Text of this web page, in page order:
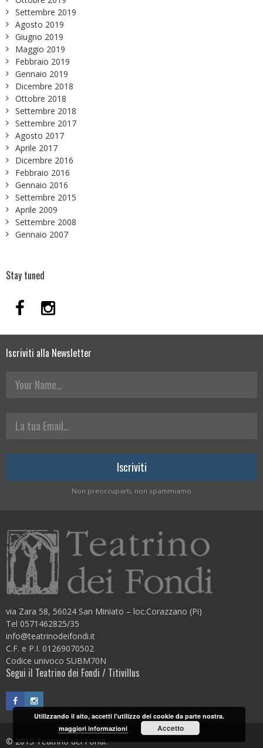
Settembre 2019
Agosto 2019
Giugno 2019
Maggio 2019
Febbraio 2019
Gennaio 2019
Dicembre 2018
Ottobre 2018
Settembre 2018
Settembre 2017
Agosto 2017
Aprile 2017
Dicembre 2016
Febbraio 2016
Gennaio 2016
Settembre 2015
Aprile 2009
Settembre 2008
Gennaio 2007
Stay tuned
Iscriviti alla Newsletter
Your Name
La tua Email
Non preoccuparti, non spammiamo
via Zara 58, 56024 San Miniato – loc.Corazzano (Pi)
Tel 0571462825/35
info@teatrinodeifondi.it
C.F. e P.I. 01269070502
Codice univoco SUBM70N
Segui il Teatrino dei Fondi / Titivillus
© 2015 Teatrino dei Fondi.
Utilizzando il sito, accetti l'utilizzo dei cookie da parte nostra.
maggiori informazioni
Accetto